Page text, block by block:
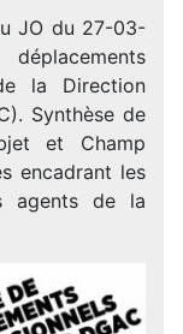
JO du 27-03-
la Direction
Synthèse de
et Champ
encadrant les
agents de la